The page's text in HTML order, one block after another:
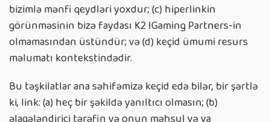
bizimlə mənfi qeydləri yoxdur; (c) hiperlinkin
görünməsinin bizə faydası K2 IGaming Partners-in
olmamasından üstündür; və (d) keçid ümumi resurs
məlumatı kontekstindədir.
Bu təşkilatlar ana səhifəmizə keçid edə bilər, bir şərtlə
ki, link: (a) heç bir şəkildə yanıltıcı olmasın; (b)